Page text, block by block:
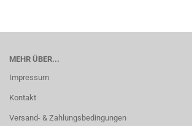
MEHR ÜBER...
Impressum
Kontakt
Versand- & Zahlungsbedingungen